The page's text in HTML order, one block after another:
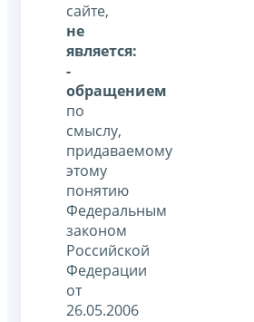
сайте,
не
является:
-
обращением
по
смыслу,
придаваемому
этому
понятию
Федеральным
законом
Российской
Федерации
от
26.05.2006